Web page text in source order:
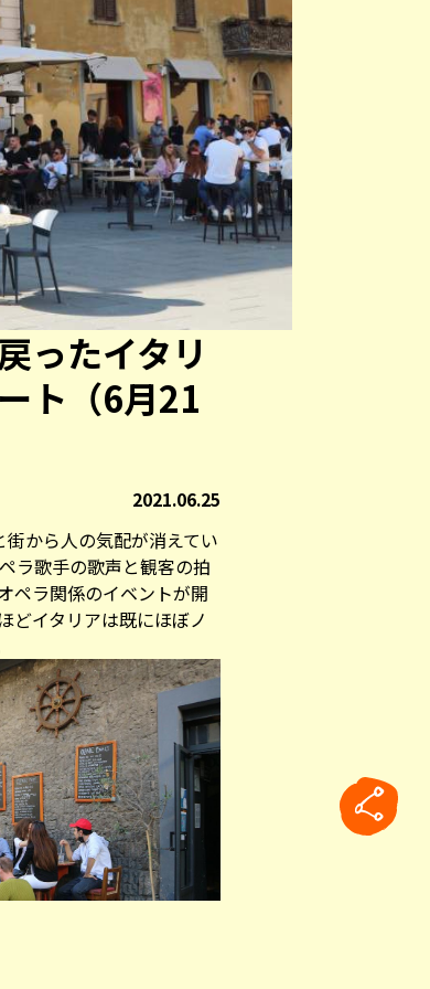
ったイタリ
ト（6月21
2021.06.25
から人の気配が消えてい
ラ歌手の歌声と観客の拍
ペラ関係のイベントが開
どイタリアは既にほぼノ